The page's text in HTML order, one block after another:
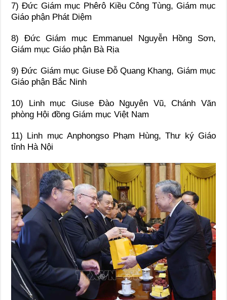
7) Đức Giám mục Phêrô Kiều Công Tùng, Giám mục
Giáo phận Phát Diệm
8) Đức Giám mục Emmanuel Nguyễn Hồng Sơn,
Giám mục Giáo phận Bà Rịa
9) Đức Giám mục Giuse Đỗ Quang Khang, Giám mục
Giáo phận Bắc Ninh
10) Linh mục Giuse Đào Nguyên Vũ, Chánh Văn
phòng Hội đồng Giám mục Việt Nam
11) Linh mục Anphongso Phạm Hùng, Thư ký Giáo
tỉnh Hà Nội